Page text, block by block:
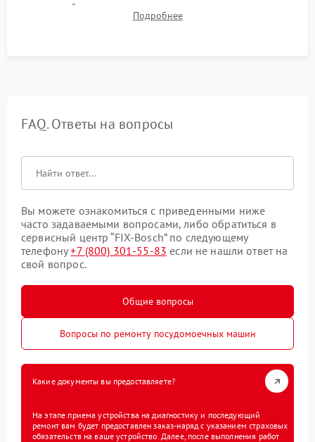
до нужной температуры, отсутствия посторонних шумов,
штатного слива и абсолютной сухости в поддоне.
Подробнее
FAQ. Ответы на вопросы
Вы можете ознакомиться с приведенными ниже
часто задаваемыми вопросами, либо обратиться в
сервисный центр “FIX-Bosch” по следующему
телефону+7 (800) 301-55-83 если не нашли ответ на
свой вопрос.
Общие вопросы
Вопросы по ремонту посудомоечных машин
Какие документы вы предоставляете?
На этапе приема устройства на диагностику и последующий
ремонт вам будет предоставлен заказ-наряд с указанием страховых
обязательств на ваше устройство. Далее, после выполнения работ